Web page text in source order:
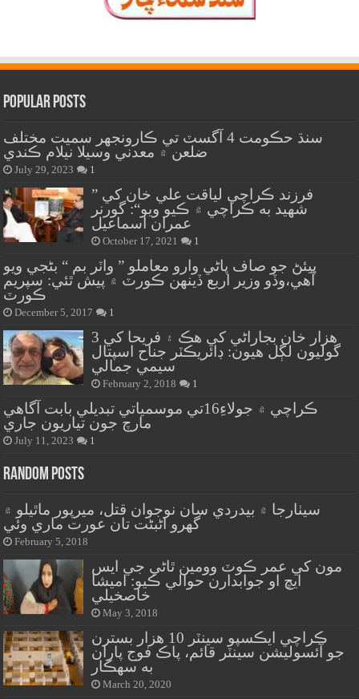
Popular Posts
سنڌ حڪومت 4 آگسٽ تي ڪارونجهر سميت مختلف
ضلعن ۾ معدني وسيلا نيلام ڪندي
July 29, 2023 1
” فرزند ڪراچي لياقت علي خان کي
شهيد به ڪراچي ۾ ڪيو ويو“: گورنر
عمران اسماعيل
October 17, 2021 1
پيئڻ جو صاف پاڻي وارو معاملو ” واٽر بم “ بڻجي ويو
آهي،وڏو وزير اربع ڏينهن ڪورٽ ۾ پيش ٿئي: سپريم
ڪورٽ
December 5, 2017 1
هزار خان بجاراڻي کي هڪ ۽ فريحا کي 3
گوليون لڳل هيون: ڊائريڪٽر جناح اسپتال
سيمي جمالي
February 2, 2018 1
ڪراچي ۾ جولاءِ16تي موسمياتي تبديلي بابت آگاهي
مارچ جون تياريون جاري
July 11, 2023 1
Random Posts
سيٺارجا ۾ بيدردي سان نوجوان قتل، ميرپور ماٿيلو ۾
گهرو اڻبڻت تان عورت ماري وئي
February 5, 2018
مون کي عمر ڪوٽ وومين ٿاڻي جي ايس
ايڇ او جوابدارن حوالي ڪيو: اميشا
خاصخيلي
May 3, 2018
ڪراچي ايڪسپو سينٽر 10 هزار بسترن
جو آئسوليشن سينٽر قائم، پاڪ فوج پاران
به سهڪار
March 20, 2020